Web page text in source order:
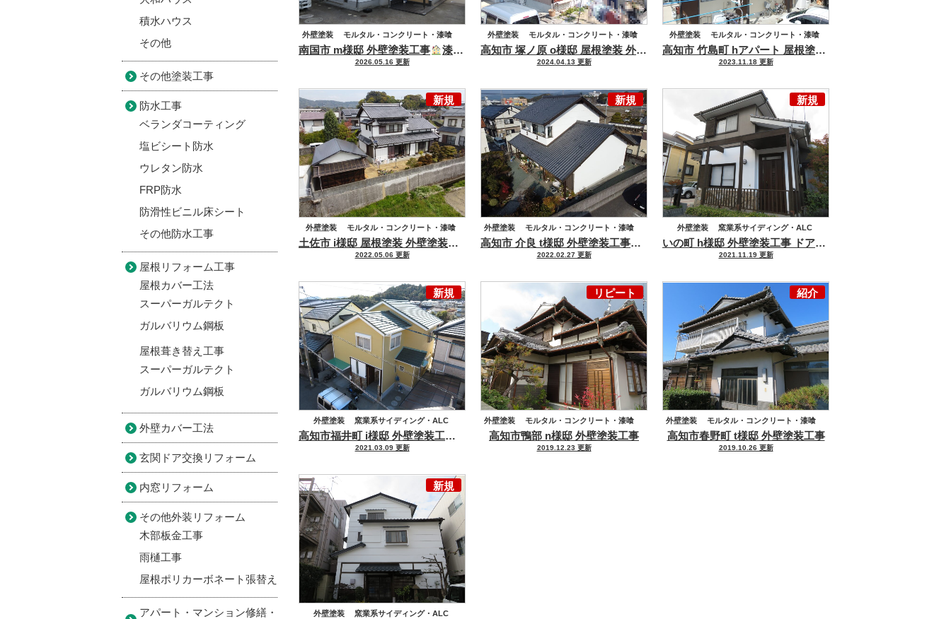
南国市 m様邸 外壁塗装工事 漆喰壁のメンテナンスもおかませ！
2026.05.16 更新
外壁塗装 モルタル・コンクリート・漆喰
高知市 塚ノ原 o様邸 屋根塗装 外壁塗装工事 お客様から喜ばれる塗装をご提案
2024.04.13 更新
外壁塗装
モルタル・コンクリート・漆喰
金属サイディング
屋根塗装
セメント瓦・洋風コンクリート瓦
高知市 竹島町 hアパート 屋根塗装 外壁塗装工事
2023.11.18 更新
外壁塗装
モルタル・コンクリート・漆喰
金属サイディング
屋根塗装
セメント瓦・洋風コンクリート瓦
新規
土佐市 i様邸 屋根塗装 外壁塗装工事
2022.05.06 更新
外壁塗装
モルタル・コンクリート・漆喰
金属サイディング
屋根塗装 金属屋根
新規
高知市 介良 t様邸 外壁塗装工事 漆喰塗装もアレスシックイで綺麗に！
2022.02.27 更新
外壁塗装 モルタル・コンクリート・漆喰
新規
いの町 h様邸 外壁塗装工事 ドアリモ工事
2021.11.19 更新
外壁塗装
窯業系サイディング・ALC
モルタル・コンクリート・漆喰
防水工事
塩ビシート防水
玄関ドア交換リフォーム
新規
高知市福井町 i様邸 外壁塗装工事 既存の色に近い色で塗装し違和感なく仕上がりました。
2021.03.09 更新
外壁塗装
窯業系サイディング・ALC
モルタル・コンクリート・漆喰
リピート
高知市鴨部 n様邸 外壁塗装工事
2019.12.23 更新
外壁塗装 モルタル・コンクリート・漆喰
紹介
高知市春野町 t様邸 外壁塗装工事
2019.10.26 更新
外壁塗装 モルタル・コンクリート・漆喰
新規
外壁塗装
窯業系サイディング・ALC
積水ハウス
その他
その他塗装工事
防水工事
ベランダコーティング
塩ビシート防水
ウレタン防水
FRP防水
防滑性ビニル床シート
その他防水工事
屋根リフォーム工事
屋根カバー工法
スーパーガルテクト
ガルバリウム鋼板
屋根葺き替え工事
スーパーガルテクト
ガルバリウム鋼板
外壁カバー工法
玄関ドア交換リフォーム
内窓リフォーム
その他外装リフォーム
木部板金工事
雨樋工事
屋根ポリカーボネート張替え
アパート・マンション修繕・